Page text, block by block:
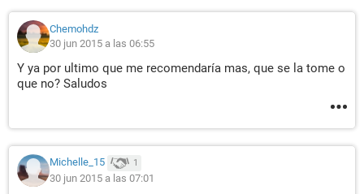
Chemohdz
30 jun 2015 a las 06:55
Y ya por ultimo que me recomendaría mas, que se la tome o
que no? Saludos
Michelle_15 1
30 jun 2015 a las 07:01